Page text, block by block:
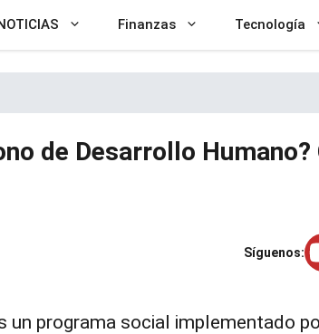
Finanzas Tecnología
de Desarrollo Humano?
Síguenos:
un programa social implementado